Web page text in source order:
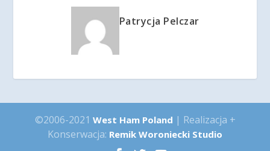
Patrycja Pelczar
©2006-2021 West Ham Poland | Realizacja +
Konserwacja: Remik Woroniecki Studio